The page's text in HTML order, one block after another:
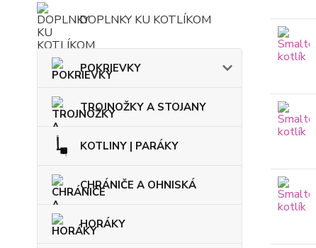
DOPLNKY KU KOTLÍKOM
POKRIEVKY
TROJNOŽKY A STOJANY
KOTLINY | PARÁKY
CHRÁNIČE A OHNISKÁ
HORÁKY